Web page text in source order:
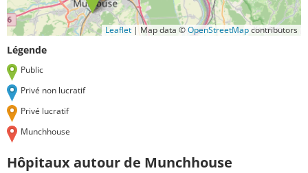
Leaflet | Map data ©OpenStreetMapcontributors
Légende
Public
Privé non lucratif
Privé lucratif
Munchhouse
Hôpitaux autour de Munchhouse